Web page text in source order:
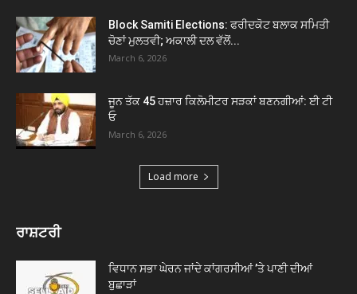
Block Samiti Elections: ਫਰੀਦਕੋਟ ਬਲਾਕ ਸਮਿਤੀ
ਚੋਣਾਂ ਮੁਲਤਵੀ; ਅਕਾਲੀ ਦਲ ਵੱਲੋਂ...
March 6, 2026
ਜੂਨ ਤੱਕ 45 ਹਜ਼ਾਰ ਕਿਲੋਮੀਟਰ ਸੜਕਾਂ ਬਣਨਗੀਆਂ: ਈ ਟੀ
ਓ
March 6, 2026
Load more
ਰਾਸ਼ਟਰੀ
ਵਿਧਾਨ ਸਭਾ ਘੇਰਨ ਜਾਂਦੇ ਕਾਂਗਰਸੀਆਂ ’ਤੇ ਪਾਣੀ ਦੀਆਂ
ਬੁਛਾੜਾਂ